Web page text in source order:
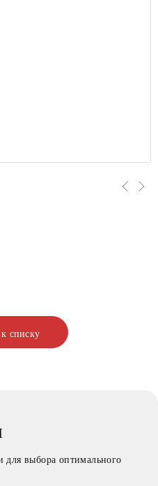
списку
выбора оптимального